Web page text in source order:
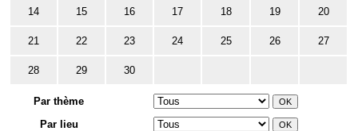
14 15 16 17 18 19 20
21 22 23 24 25 26 27
28 29 30
Par thème
Par lieu